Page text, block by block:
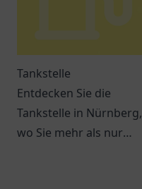
Tankstelle
Entdecken Sie die
Tankstelle in Nürnberg,
wo Sie mehr als nur